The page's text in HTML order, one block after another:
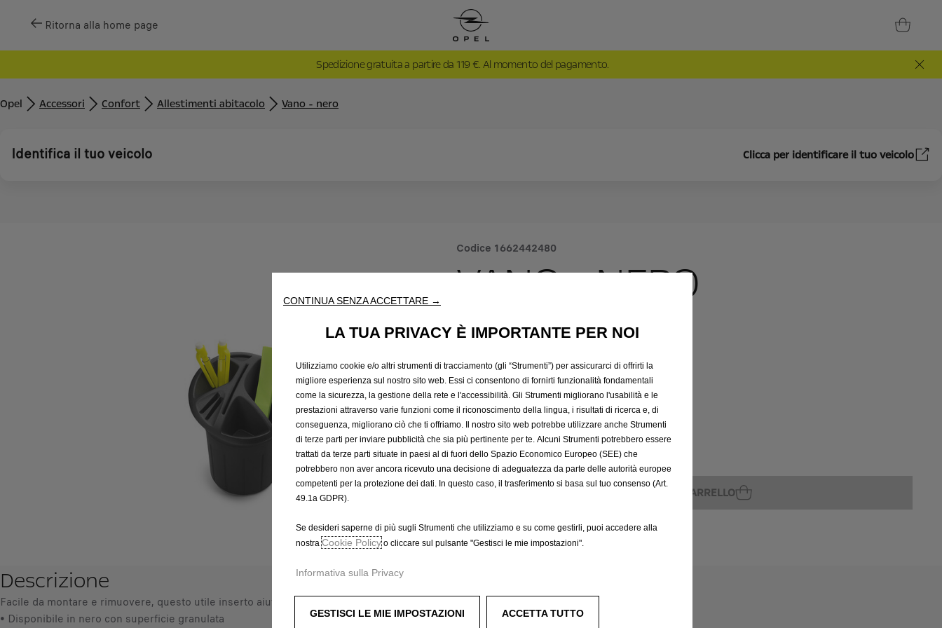
Ritorna alla home page
Spedizione gratuita a partire da 119 €. Al momento del pagamento.
Opel Accessori Confort Allestimenti abitacolo Vano - nero
Identifica il tuo veicolo Clicca per identificare il tuo veicolo
Codice 1662442480
VANO - NERO
23,56 €
r
i
c
e
s
2
3
6
€
A
i
IVA inclusa/Unità
-
+
Q
u
a
n
t
i
u
p
t
e
Prodotto esaurito
AGGIUNGI AL CARRELLO
Compra ora, paga dopo
Descrizione
Facile da montare e rimuovere, questo utile inserto aiuta a garantire maggiore ordine nell&apos;abitacolo.
• Disponibile in nero con superficie granulata
CONTINUA SENZA ACCETTARE →
LA TUA PRIVACY È IMPORTANTE PER NOI
Utilizziamo cookie e/o altri strumenti di tracciamento (gli “Strumenti”) per assicurarci di offrirti la
migliore esperienza sul nostro sito web. Essi ci consentono di fornirti funzionalità fondamentali
come la sicurezza, la gestione della rete e l'accessibilità. Gli Strumenti migliorano l'usabilità e le
prestazioni attraverso varie funzioni come il riconoscimento della lingua, i risultati di ricerca e, di
conseguenza, migliorano ciò che ti offriamo. Il nostro sito web potrebbe utilizzare anche Strumenti
di terze parti per inviare pubblicità che sia più pertinente per te. Alcuni Strumenti potrebbero essere
trattati da terze parti situate in paesi al di fuori dello Spazio Economico Europeo (SEE) che
potrebbero non aver ancora ricevuto una decisione di adeguatezza da parte delle autorità europee
competenti per la protezione dei dati. In questo caso, il trasferimento si basa sul tuo consenso (Art.
49.1a GDPR).
Se desideri saperne di più sugli Strumenti che utilizziamo e su come gestirli, puoi accedere alla
nostraCookie Policyo cliccare sul pulsante "Gestisci le mie impostazioni".
Informativa sulla Privacy
GESTISCI LE MIE IMPOSTAZIONI ACCETTA TUTTO